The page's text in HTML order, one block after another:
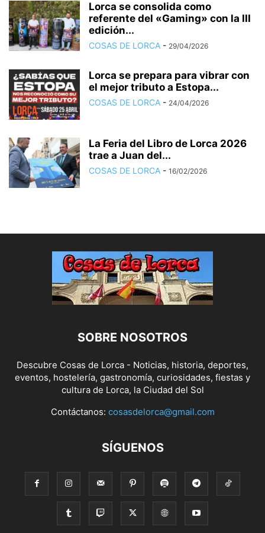
Lorca se consolida como
referente del «Gaming» con la III
edición...
COSAS DE LORCA - 29/04/2026
Lorca se prepara para vibrar con
el mejor tributo a Estopa...
COSAS DE LORCA - 24/04/2026
La Feria del Libro de Lorca 2026
trae a Juan del...
COSAS DE LORCA - 16/02/2026
SOBRE NOSOTROS
Descubre Cosas de Lorca - Noticias, historia, deportes,
eventos, hostelería, gastronomía, curiosidades, fiestas y
cultura de Lorca, la Ciudad del Sol
Contáctanos: cosasdelorca@gmail.com
SÍGUENOS